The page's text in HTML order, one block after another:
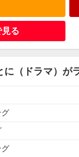
る
に（ドラマ）が
グ
グ